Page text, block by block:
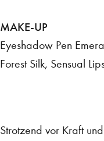
MAKE-UP
Eyeshadow Pen
Forest Silk, Sensual
Strotzend vor Kraft